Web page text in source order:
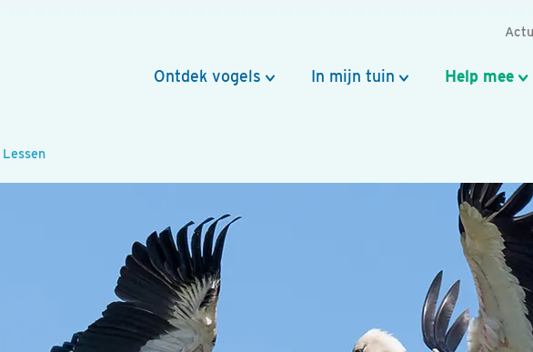
Ontdek vogels In mijn tuin Help mee
Lessen